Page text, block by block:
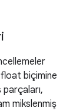
biçimine
parçaları,
mikslenmiş